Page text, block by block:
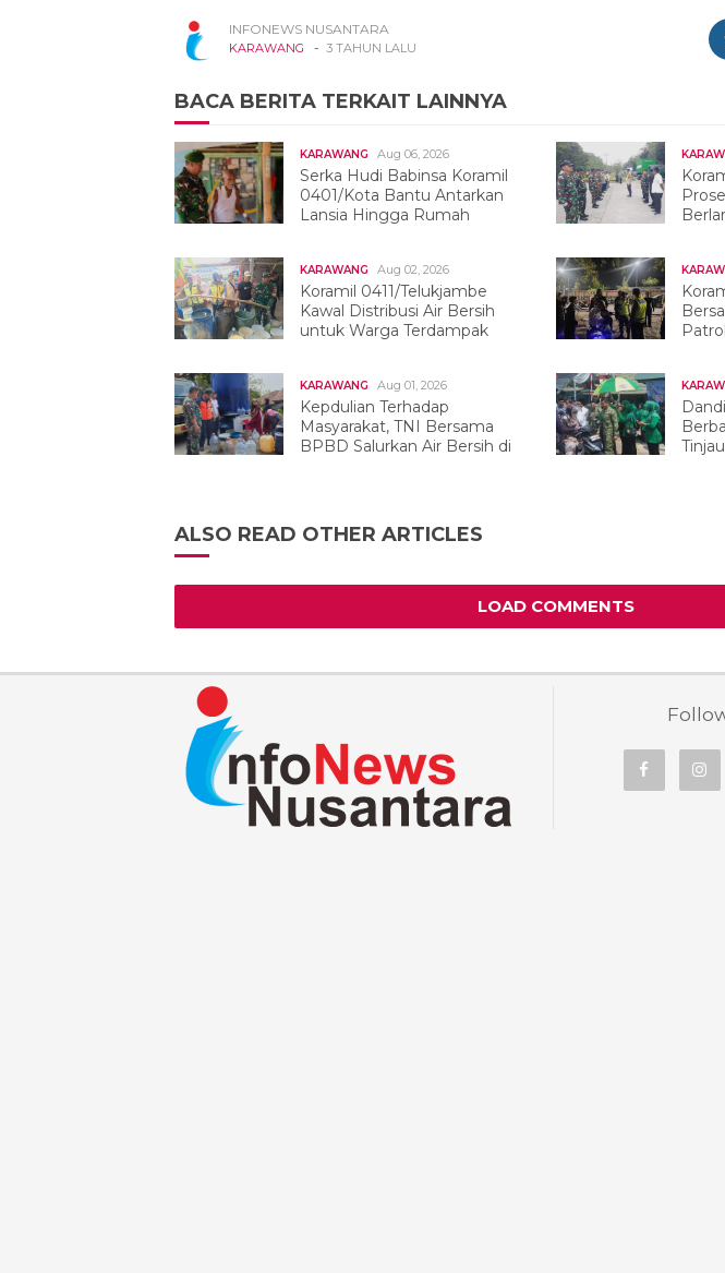
INFONEWS NUSANTARA
KARAWANG - 3 TAHUN LALU
BACA BERITA TERKAIT LAINNYA
KARAWANG Aug 06, 2026
Serka Hudi Babinsa Koramil
0401/Kota Bantu Antarkan
Lansia Hingga Rumah
KARAWANG Aug 02, 2026
Koramil 0411/Telukjambe
Kawal Distribusi Air Bersih
untuk Warga Terdampak
KARAWANG Aug 01, 2026
Kepdulian Terhadap
Masyarakat, TNI Bersama
BPBD Salurkan Air Bersih di
ALSO READ OTHER ARTICLES
LOAD COMMENTS